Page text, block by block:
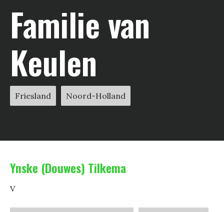
Familie van
Keulen
Friesland Noord-Holland
Ynske (Douwes) Tilkema
V